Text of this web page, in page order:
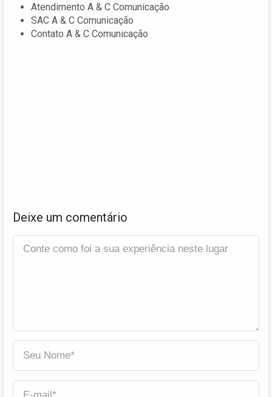
Atendimento A & C Comunicação
SAC A & C Comunicação
Contato A & C Comunicação
Deixe um comentário